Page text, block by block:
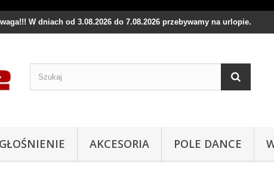
W dniach od 3.08.2026 do 7.08.2026 przebywamy na urlopie.
AKCESORIA POLE DANCE